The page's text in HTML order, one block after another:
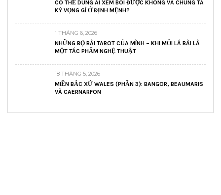
CÓ THỂ DÙNG AI XEM BÓI ĐƯỢC KHÔNG VÀ CHÚNG TA
KỲ VỌNG GÌ Ở ĐỊNH MỆNH?
1 THÁNG 6, 2026
NHỮNG BỘ BÀI TAROT CỦA MÌNH – KHI MỖI LÁ BÀI LÀ
MỘT TÁC PHẨM NGHỆ THUẬT
18 THÁNG 5, 2026
MIỀN BẮC XỨ WALES (PHẦN 3): BANGOR, BEAUMARIS
VÀ CAERNARFON